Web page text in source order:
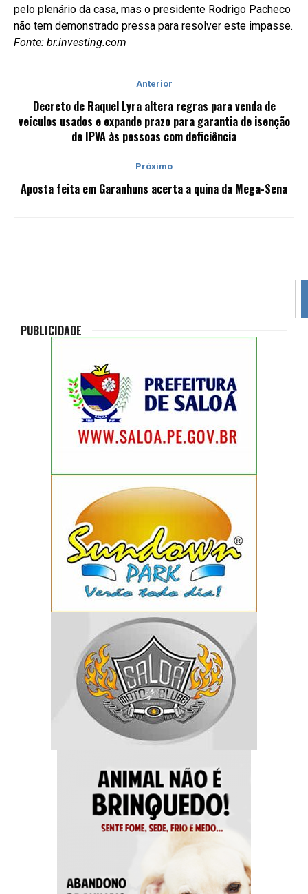
pelo plenário da casa, mas o presidente Rodrigo Pacheco
não tem demonstrado pressa para resolver este impasse.
Fonte: br.investing.com
Anterior
Decreto de Raquel Lyra altera regras para venda de
veículos usados e expande prazo para garantia de isenção
de IPVA às pessoas com deficiência
Próximo
Aposta feita em Garanhuns acerta a quina da Mega-Sena
PUBLICIDADE